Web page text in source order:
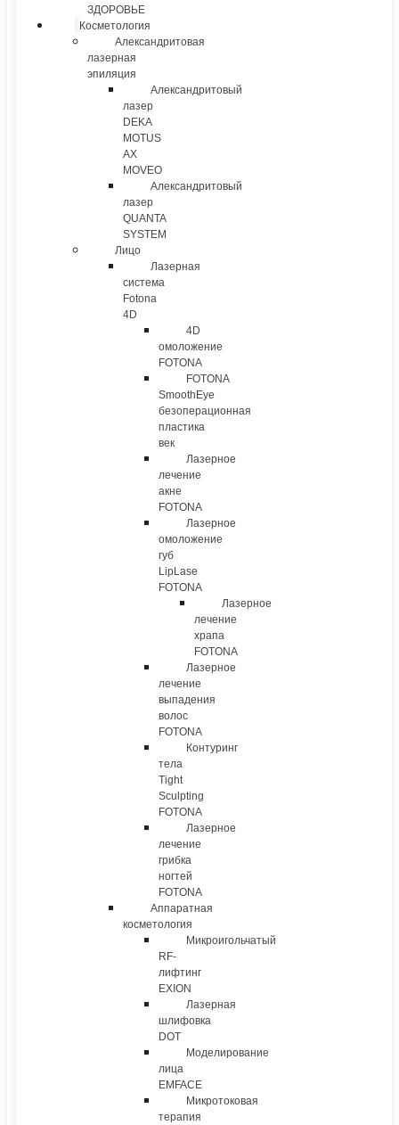
ЗДОРОВЬЕ
Косметология
Александритовая
лазерная
эпиляция
Александритовый
лазер
DEKA
MOTUS
AX
MOVEO
Александритовый
лазер
QUANTA
SYSTEM
Лицо
Лазерная
система
Fotona
4D
4D
омоложение
FOTONA
FOTONA
SmoothEye
безоперационная
пластика
век
Лазерное
лечение
акне
FOTONA
Лазерное
омоложение
губ
LipLase
FOTONA
Лазерное
лечение
храпа
FOTONA
Лазерное
лечение
выпадения
волос
FOTONA
Контуринг
тела
Tight
Sculpting
FOTONA
Лазерное
лечение
грибка
ногтей
FOTONA
Аппаратная
косметология
Микроигольчатый
RF-
лифтинг
EXION
Лазерная
шлифовка
DOT
Моделирование
лица
EMFACE
Микротоковая
терапия